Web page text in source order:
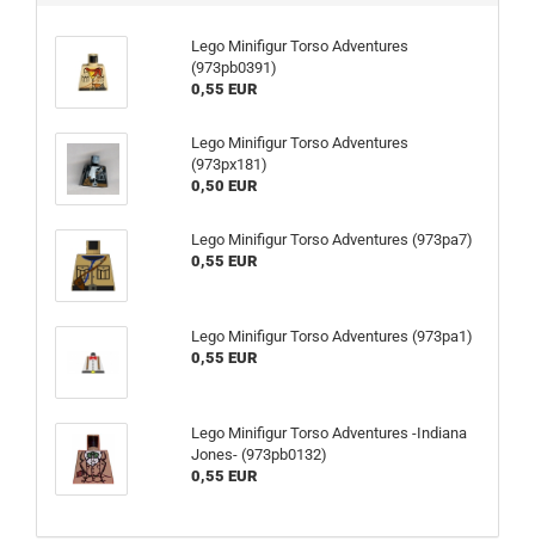
Lego Minifigur Torso Adventures
(973pb0391)
0,55 EUR
Lego Minifigur Torso Adventures
(973px181)
0,50 EUR
Lego Minifigur Torso Adventures (973pa7)
0,55 EUR
Lego Minifigur Torso Adventures (973pa1)
0,55 EUR
Lego Minifigur Torso Adventures -Indiana
Jones- (973pb0132)
0,55 EUR